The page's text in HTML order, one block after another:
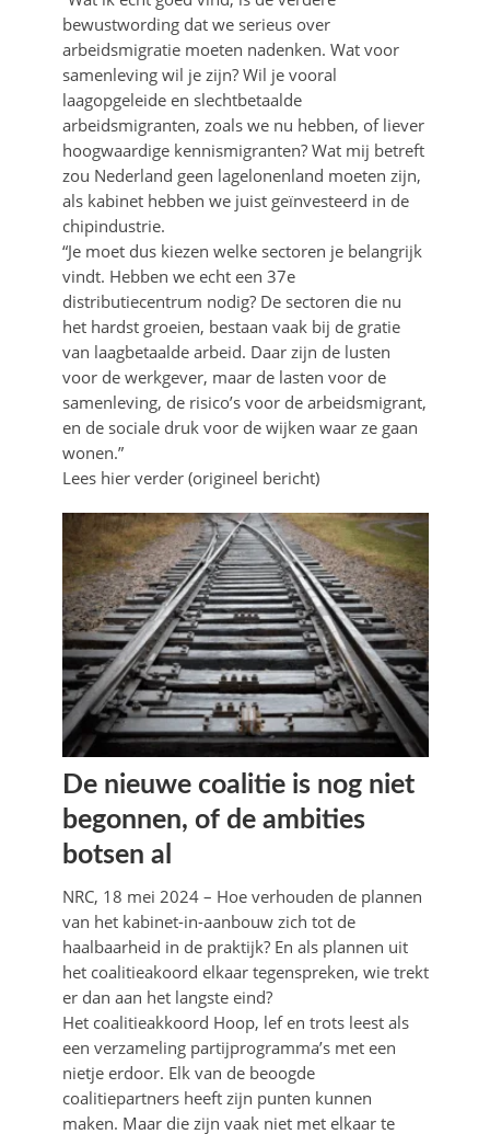
bewustwording dat we serieus over
arbeidsmigratie moeten nadenken. Wat voor
samenleving wil je zijn? Wil je vooral
laagopgeleide en slechtbetaalde
arbeidsmigranten, zoals we nu hebben, of liever
hoogwaardige kennismigranten? Wat mij betreft
zou Nederland geen lagelonenland moeten zijn,
als kabinet hebben we juist geïnvesteerd in de
chipindustrie.
“Je moet dus kiezen welke sectoren je belangrijk
vindt. Hebben we echt een 37e
distributiecentrum nodig? De sectoren die nu
het hardst groeien, bestaan vaak bij de gratie
van laagbetaalde arbeid. Daar zijn de lusten
voor de werkgever, maar de lasten voor de
samenleving, de risico’s voor de arbeidsmigrant,
en de sociale druk voor de wijken waar ze gaan
wonen.”
Lees hier verder (origineel bericht)
De nieuwe coalitie is nog niet
begonnen, of de ambities
botsen al
NRC, 18 mei 2024 – Hoe verhouden de plannen
van het kabinet-in-aanbouw zich tot de
haalbaarheid in de praktijk? En als plannen uit
het coalitieakoord elkaar tegenspreken, wie trekt
er dan aan het langste eind?
Het coalitieakkoord Hoop, lef en trots leest als
een verzameling partijprogramma’s met een
nietje erdoor. Elk van de beoogde
coalitiepartners heeft zijn punten kunnen
maken. Maar die zijn vaak niet met elkaar te